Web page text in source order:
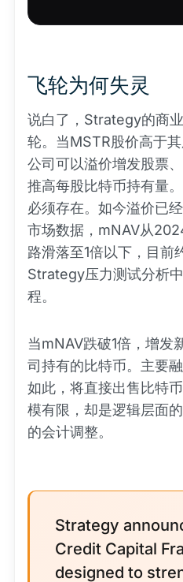
飞轮为何失灵
说白了，Strategy的商
轮。当MSTR股价高于
公司可以溢价增发股票
推高每股比特币持有量
必须存在。如今溢价已
市场数据，mNAV从
路滑落至1倍以下，目前
Strategy压力测试分析
程。
当mNAV跌破1倍，增发
司持有的比特币。主要
如此，将直接出售比特
模有限，却是逻辑层面
的会计调整。
Strategy
Credit Capital
designed to